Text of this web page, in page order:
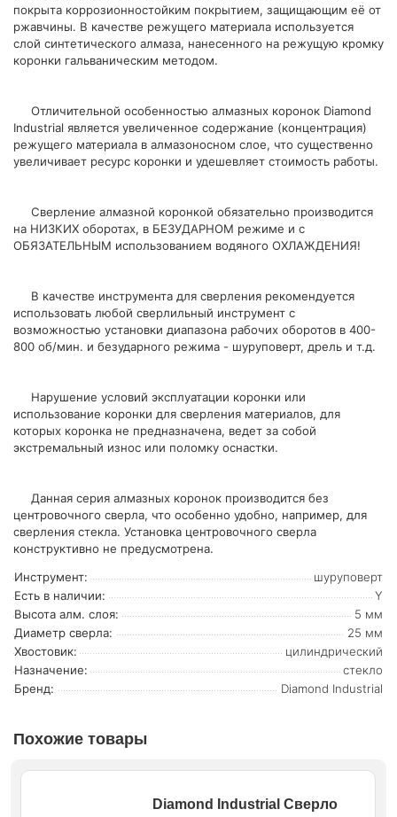
покрыта коррозионностойким покрытием, защищающим её от
ржавчины. В качестве режущего материала используется
слой синтетического алмаза, нанесенного на режущую кромку
коронки гальваническим методом.
Отличительной особенностью алмазных коронок Diamond
Industrial является увеличенное содержание (концентрация)
режущего материала в алмазоносном слое, что существенно
увеличивает ресурс коронки и удешевляет стоимость работы.
Сверление алмазной коронкой обязательно производится
на НИЗКИХ оборотах, в БЕЗУДАРНОМ режиме и с
ОБЯЗАТЕЛЬНЫМ использованием водяного ОХЛАЖДЕНИЯ!
В качестве инструмента для сверления рекомендуется
использовать любой сверлильный инструмент с
возможностью установки диапазона рабочих оборотов в 400-
800 об/мин. и безударного режима - шуруповерт, дрель и т.д.
Нарушение условий эксплуатации коронки или
использование коронки для сверления материалов, для
которых коронка не предназначена, ведет за собой
экстремальный износ или поломку оснастки.
Данная серия алмазных коронок производится без
центровочного сверла, что особенно удобно, например, для
сверления стекла. Установка центровочного сверла
конструктивно не предусмотрена.
Инструмент:
шуруповерт
Есть в наличии:
Y
Высота алм. слоя:
5 мм
Диаметр сверла:
25 мм
Хвостовик:
цилиндрический
Назначение:
стекло
Бренд:
Diamond Industrial
Похожие товары
Diamond Industrial Сверло